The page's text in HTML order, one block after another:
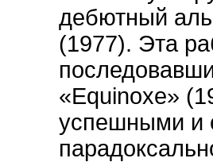
дебютный
(1977). Эта
«Equinoxe»
успешными и